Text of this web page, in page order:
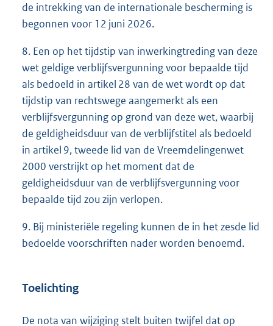
de intrekking van de internationale bescherming is
begonnen voor 12 juni 2026.
8. Een op het tijdstip van inwerkingtreding van deze
wet geldige verblijfsvergunning voor bepaalde tijd
als bedoeld in artikel 28 van de wet wordt op dat
tijdstip van rechtswege aangemerkt als een
verblijfsvergunning op grond van deze wet, waarbij
de geldigheidsduur van de verblijfstitel als bedoeld
in artikel 9, tweede lid van de Vreemdelingenwet
2000 verstrijkt op het moment dat de
geldigheidsduur van de verblijfsvergunning voor
bepaalde tijd zou zijn verlopen.
9. Bij ministeriële regeling kunnen de in het zesde lid
bedoelde voorschriften nader worden benoemd.
Toelichting
De nota van wijziging stelt buiten twijfel dat op